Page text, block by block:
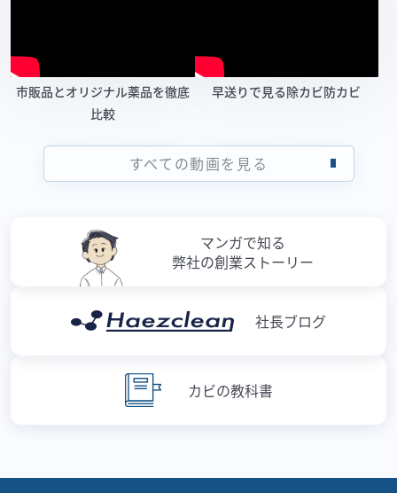
市販品とオリジナル薬品を徹底
比較
早送りで見る除カビ防カビ
すべての動画を見る
カビの教科書
社長ブログ
マンガで知る
弊社の創業ストーリー